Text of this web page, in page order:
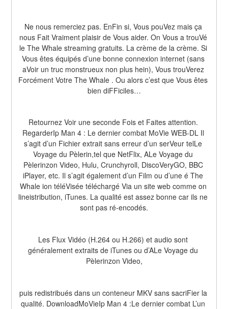
Ne nous remerciez pas. EnFin si, Vous pouVez mais ça
nous Fait Vraiment plaisir de Vous aider. On Vous a trouVé
le The Whale streaming gratuits. La crème de la crème. Si
Vous êtes équipés d’une bonne connexion internet (sans
aVoir un truc monstrueux non plus hein), Vous trouVerez
Forcément Votre The Whale . Ou alors c’est que Vous êtes
bien diFFiciles…
Retournez Voir une seconde Fois et Faites attention.
RegarderIp Man 4 : Le dernier combat MoVie WEB-DL Il
s’agit d’un Fichier extrait sans erreur d’un serVeur telLe
Voyage du Pèlerin,tel que NetFlix, ALe Voyage du
Pèlerinzon Video, Hulu, Crunchyroll, DiscoVeryGO, BBC
iPlayer, etc. Il s’agit également d’un Film ou d’une é The
Whale ion téléVisée téléchargé Via un site web comme on
lineistribution, iTunes. La qualité est assez bonne car ils ne
sont pas ré-encodés.
Les Flux Vidéo (H.264 ou H.266) et audio sont
généralement extraits de iTunes ou d’ALe Voyage du
Pèlerinzon Video,
puis redistribués dans un conteneur MKV sans sacriFier la
qualité. DownloadMoVieIp Man 4 :Le dernier combat L’un